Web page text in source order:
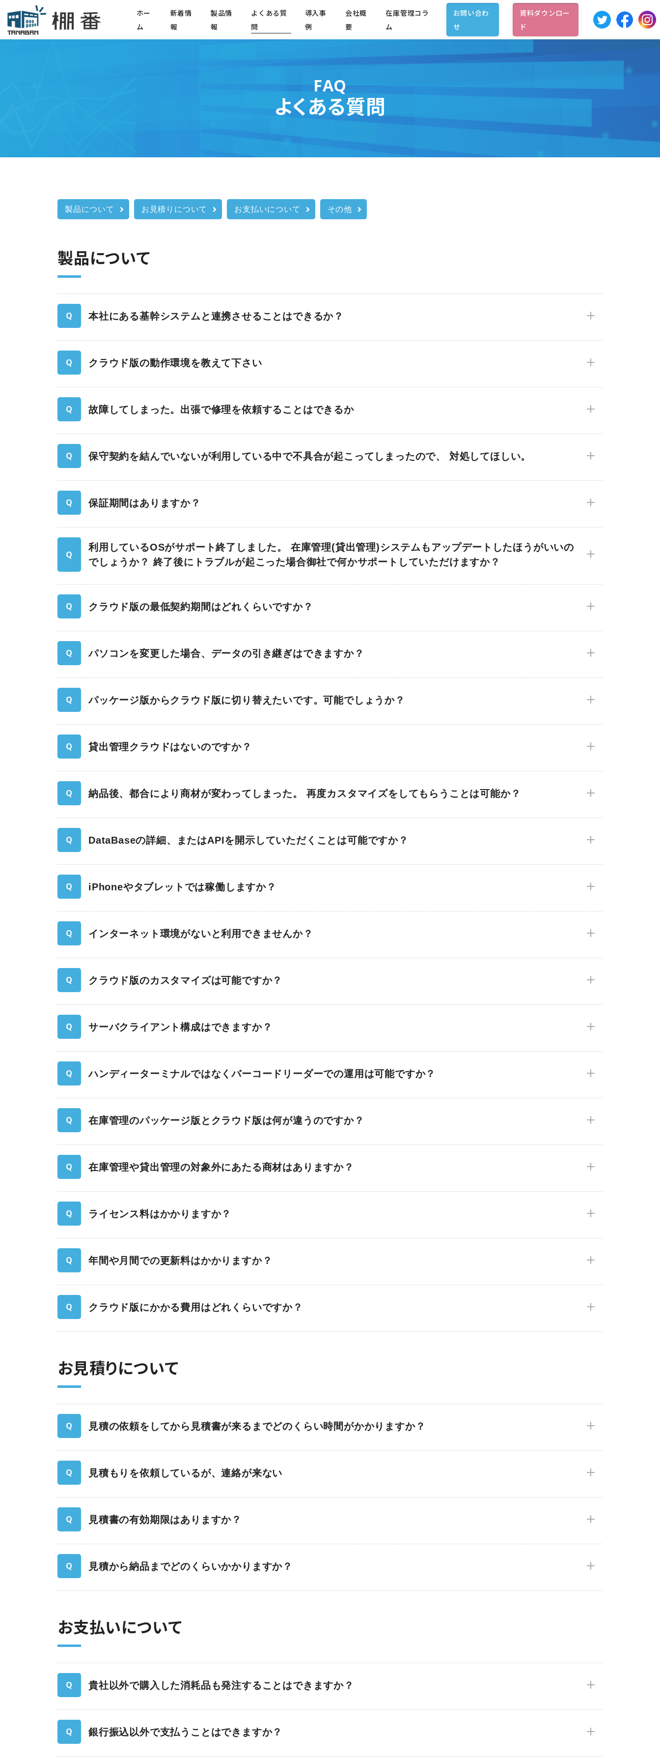
ホー
ム
新着情
報
製品情
報
よくある質
問
導入事
例
会社概
要
在庫管理コラ
ム
お問い合わ
せ
資料ダウンロー
ド
FAQ
よくある質問
製品について お⾒積りについて お⽀払いについて その他
製品について
本社にある基幹システムと連携させることはできるか？
クラウド版の動作環境を教えて下さい
故障してしまった。出張で修理を依頼することはできるか
保守契約を結んでいないが利用している中で不具合が起こってしまったので、 対処してほしい。
保証期間はありますか？
利用しているOSがサポート終了しました。 在庫管理(貸出管理)システムもアップデートしたほうがいいの
でしょうか？ 終了後にトラブルが起こった場合御社で何かサポートしていただけますか？
クラウド版の最低契約期間はどれくらいですか？
パソコンを変更した場合、データの引き継ぎはできますか？
パッケージ版からクラウド版に切り替えたいです。可能でしょうか？
貸出管理クラウドはないのですか？
納品後、都合により商材が変わってしまった。 再度カスタマイズをしてもらうことは可能か？
DataBaseの詳細、またはAPIを開示していただくことは可能ですか？
iPhoneやタブレットでは稼働しますか？
インターネット環境がないと利用できませんか？
クラウド版のカスタマイズは可能ですか？
サーバクライアント構成はできますか？
ハンディーターミナルではなくバーコードリーダーでの運用は可能ですか？
在庫管理のパッケージ版とクラウド版は何が違うのですか？
在庫管理や貸出管理の対象外にあたる商材はありますか？
ライセンス料はかかりますか？
年間や月間での更新料はかかりますか？
クラウド版にかかる費⽤はどれくらいですか？
お⾒積りについて
見積の依頼をしてから見積書が来るまでどのくらい時間がかかりますか？
見積もりを依頼しているが、連絡が来ない
見積書の有効期限はありますか？
見積から納品までどのくらいかかりますか？
お⽀払いについて
貴社以外で購入した消耗品も発注することはできますか？
銀行振込以外で支払うことはできますか？